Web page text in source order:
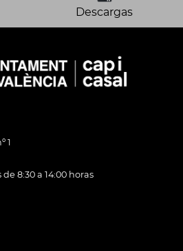
Descargas
1
8:30 a 14:00 horas